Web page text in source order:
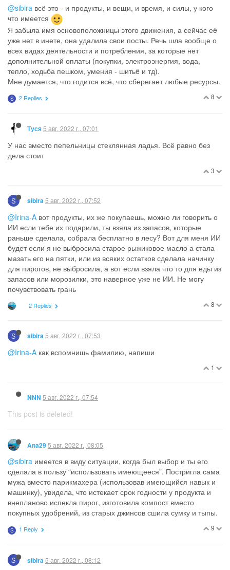
@sibira всё это - и продукты, и вещи, и время, и силы, у кого
что имеется
Я забыла имя основоположницы этого движения, а сейчас еë
уже нет в инете, она удалила свои посты. Речь шла вообще о
всех видах деятельности и потребления, за которые нет
дополнительной оплаты (покупки, электроэнергия, вода,
тепло, ходьба пешком, умения - шитьë и тд).
Мне думается, что годится всё, что сберегает любые ресурсы.
8
S 2 Replies
Туся5 авг. 2022 г., 07:01
У нас вместо пепельницы стеклянная ладья. Всё равно без
дела стоит
3
S sibira 5 авг. 2022 г., 07:52
@Irina-A вот продукты, их же покупаешь, можно ли говорить о
ИИ если тебе их подарили, ты взяла из запасов, которые
раньше сделала, собрала бесплатно в лесу? Вот для меня ИИ
будет если я не выбросила старое рыжиковое масло а стала
мазать его на пятки, или из всяких остатков сделала начинку
для пирогов, не выбросила, а вот если взяла что то для еды из
запасов или морозилки, это наверное уже не ИИ. Не могу
почувствовать грань
8
2 Replies
S sibira 5 авг. 2022 г., 07:53
@Irina-A как вспомнишь фамилию, напиши
1
NNN 5 авг. 2022 г., 07:54
This post is deleted!
Ana29 5 авг. 2022 г., 08:05
@sibira имеется в виду ситуации, когда был выбор и ты его
сделала в пользу “использовать имеющееся”. Постригла сама
мужа вместо парикмахера (использовав имеющийся навык и
машинку), увидела, что истекает срок годности у продукта и
внепланово испекла пирог, изготовила компост вместо
покупных удобрений, из старых джинсов сшила сумку и тыпы.
9
S 1 Reply
S sibira 5 авг. 2022 г., 08:12